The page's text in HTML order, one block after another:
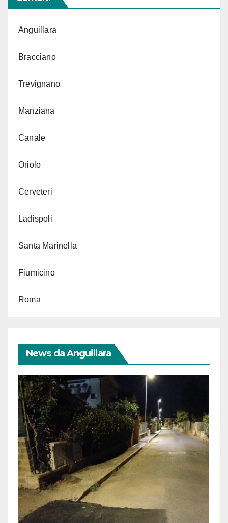
Anguillara
Bracciano
Trevignano
Manziana
Canale
Oriolo
Cerveteri
Ladispoli
Santa Marinella
Fiumicino
Roma
News da Anguillara